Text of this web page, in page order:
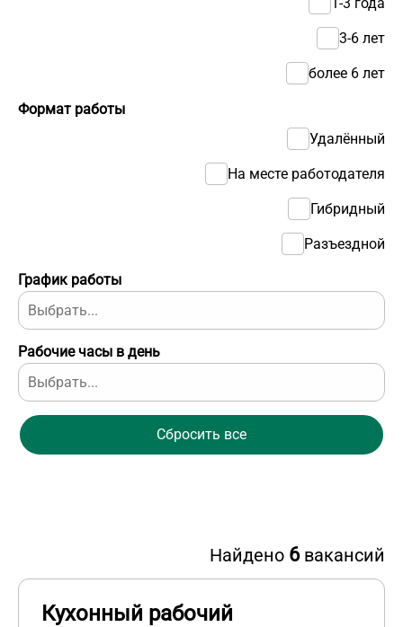
3-6 лет
более 6 лет
График работы
Рабочие часы в день
Формат работы
Удалённый
На месте работодателя
Гибридный
Разъездной
Сбросить все
Найдено 6вакансий
Кухонный рабочий